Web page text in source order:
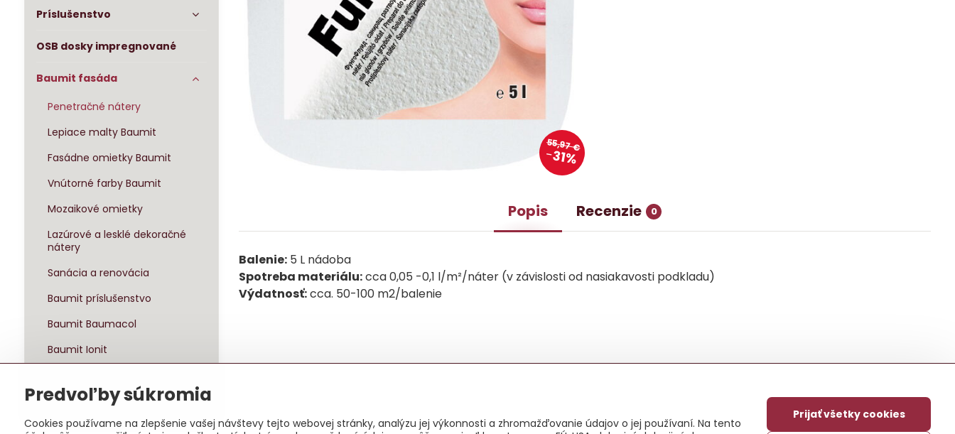
55,97 €
31%
Popis Recenzie 0
Balenie: 5 L nádoba
Spotreba materiálu:cca 0,05 -0,1 l/m²/náter (v závislosti od nasiakavosti podkladu)
Výdatnosť:cca. 50-100 m2/balenie
Príslušenstvo
OSB dosky impregnované
Baumit fasáda
Penetračné nátery
Lepiace malty Baumit
Fasádne omietky Baumit
Vnútorné farby Baumit
Mozaikové omietky
Lazúrové a lesklé dekoračné
nátery
Sanácia a renovácia
Baumit príslušenstvo
Baumit Baumacol
Baumit Ionit
Sady zateplenia
Predvoľby súkromia
Cookies používame na zlepšenie vašej návštevy tejto webovej stránky, analýzu jej výkonnosti a zhromažďovanie údajov o jej používaní. Na tento
Prijať všetky cookies